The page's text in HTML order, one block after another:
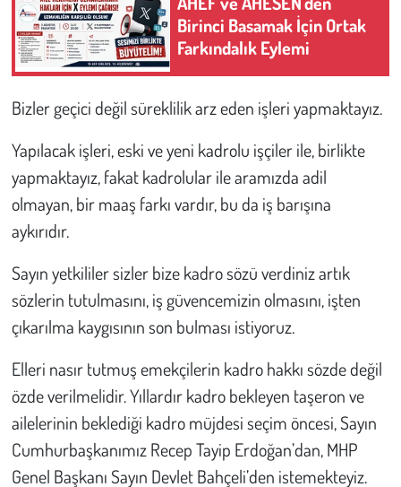
Birinci Basamak İçin Ortak
Farkındalık Eylemi
Bizler geçici değil süreklilik arz eden işleri yapmaktayız.
Yapılacak işleri, eski ve yeni kadrolu işçiler ile, birlikte
yapmaktayız, fakat kadrolular ile aramızda adil
olmayan, bir maaş farkı vardır, bu da iş barışına
aykırıdır.
Sayın yetkililer sizler bize kadro sözü verdiniz artık
sözlerin tutulmasını, iş güvencemizin olmasını, işten
çıkarılma kaygısının son bulması istiyoruz.
Elleri nasır tutmuş emekçilerin kadro hakkı sözde değil
özde verilmelidir. Yıllardır kadro bekleyen taşeron ve
ailelerinin beklediği kadro müjdesi seçim öncesi, Sayın
Cumhurbaşkanımız Recep Tayip Erdoğan’dan, MHP
Genel Başkanı Sayın Devlet Bahçeli’den istemekteyiz.